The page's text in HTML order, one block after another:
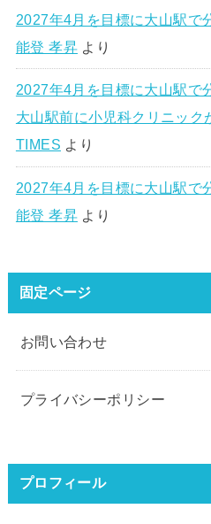
2027年4月を目標に大山駅で
能登 孝昇より
2027年4月を目標に大山駅で
大山駅前に小児科クリニック
TIMES より
2027年4月を目標に大山駅で
能登 孝昇より
固定ページ
お問い合わせ
プライバシーポリシー
プロフィール